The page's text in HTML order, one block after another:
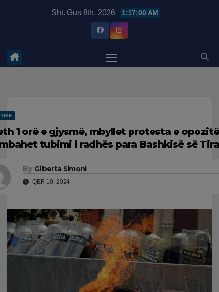
Sht. Gus 8th, 2026 1:37:01 AM
1 orë e gjysmë, mbyllet protesta e
tubimi i radhës para Bashkisë së
By Gilberta Simoni
QER 10, 2024